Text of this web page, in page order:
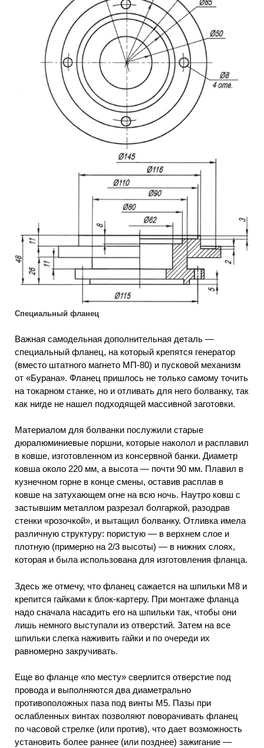
Специальный фланец
Важная самодельная дополнительная деталь —
специальный фланец, на который крепятся генератор
(вместо штатного магнето МП-80) и пусковой механизм
от «Бурана». Фланец пришлось не только самому точить
на токарном станке, но и отливать для него болванку, так
как нигде не нашел подходящей массивной заготовки.
Материалом для болванки послужили старые
дюралюминиевые поршни, которые наколол и расплавил
в ковше, изготовленном из консервной банки. Диаметр
ковша около 220 мм, а высота — почти 90 мм. Плавил в
кузнечном горне в конце смены, оставив расплав в
ковше на затухающем огне на всю ночь. Наутро ковш с
застывшим металлом разрезал болгаркой, разодрав
стенки «розочкой», и вытащил болванку. Отливка имела
различную структуру: пористую — в верхнем слое и
плотную (примерно на 2/3 высоты) — в нижних слоях,
которая и была использована для изготовления фланца.
Здесь же отмечу, что фланец сажается на шпильки М8 и
крепится гайками к блок-картеру. При монтаже фланца
надо сначала насадить его на шпильки так, чтобы они
лишь немного выступали из отверстий. Затем на все
шпильки слегка наживить гайки и по очереди их
равномерно закручивать.
Еще во фланце «по месту» сверлится отверстие под
провода и выполняются два диаметрально
противоположных паза под винты М5. Пазы при
ослабленных винтах позволяют поворачивать фланец
по часовой стрелке (или против), что дает возможность
установить более раннее (или позднее) зажигание —